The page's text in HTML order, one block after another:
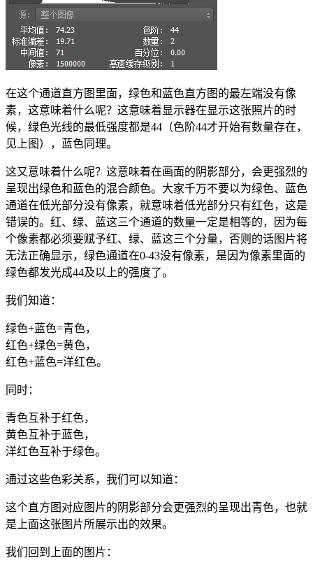
在这个通道直方图里面，绿色和蓝色直方图的最左端没有像
素，这意味着什么呢？这意味着显示器在显示这张照片的时
候，绿色光线的最低强度都是44（色阶44才开始有数量存在，
见上图），蓝色同理。
这又意味着什么呢？这意味着在画面的阴影部分，会更强烈的
呈现出绿色和蓝色的混合颜色。大家千万不要以为绿色、蓝色
通道在低光部分没有像素，就意味着低光部分只有红色，这是
错误的。红、绿、蓝这三个通道的数量一定是相等的，因为每
个像素都必须要赋予红、绿、蓝这三个分量，否则的话图片将
无法正确显示，绿色通道在0-43没有像素，是因为像素里面的
绿色都发光成44及以上的强度了。
我们知道：
绿色+蓝色=青色，
红色+绿色=黄色，
红色+蓝色=洋红色。
同时：
青色互补于红色，
黄色互补于蓝色，
洋红色互补于绿色。
通过这些色彩关系，我们可以知道：
这个直方图对应图片的阴影部分会更强烈的呈现出青色，也就
是上面这张图片所展示出的效果。
我们回到上面的图片：